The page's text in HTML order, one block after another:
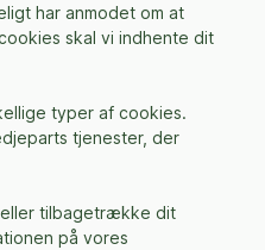
har anmodet om at
skal vi indhente dit
typer af cookies.
tjenester, der
tilbagetrække dit
på vores